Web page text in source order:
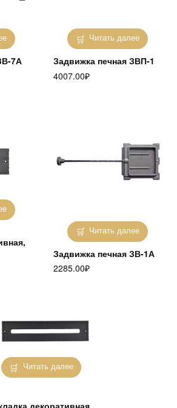
7А
Читать далее
Задвижка печная ЗВП-1
4007.00₽
Читать далее
Задвижка печная ЗВ-1А
2285.00₽
Читать далее
декоративная,